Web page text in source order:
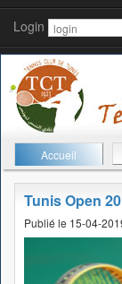
Login
Accueil
Tunis Open
Publié le 15-04-